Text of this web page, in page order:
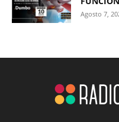
Agosto 7,